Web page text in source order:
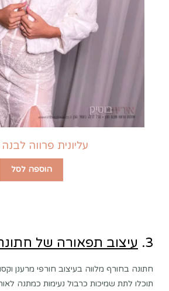
עליונית פרווה
הוספה לסל
3. עיצוב תפאורה של
חתונה בחורף מלווה בעיצוב חורפי מרענן
תוכלו לתת שמיכות כרבול נעימות כמתנה